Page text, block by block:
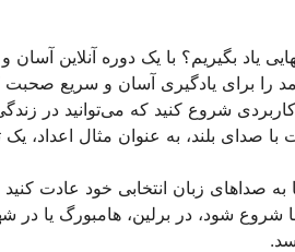
یاد بگیریم؟ با یک دوره آنلاین
را برای یادگیری آسان و سریع
شروع کنید که می‌توانید در
صدای بلند، به عنوان مثال
صداهای زبان انتخابی خود عادت کنید
شروع شود، در برلین، هامبورگ یا